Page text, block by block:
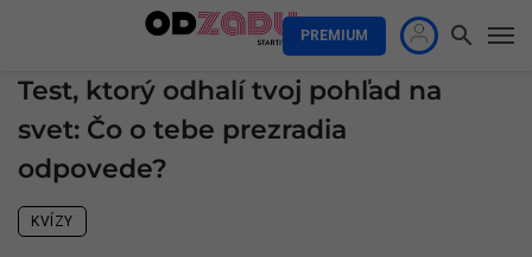
PREMIUM
Test, ktorý odhalí tvoj pohľad na
svet: Čo o tebe prezradia
odpovede?
KVÍZY